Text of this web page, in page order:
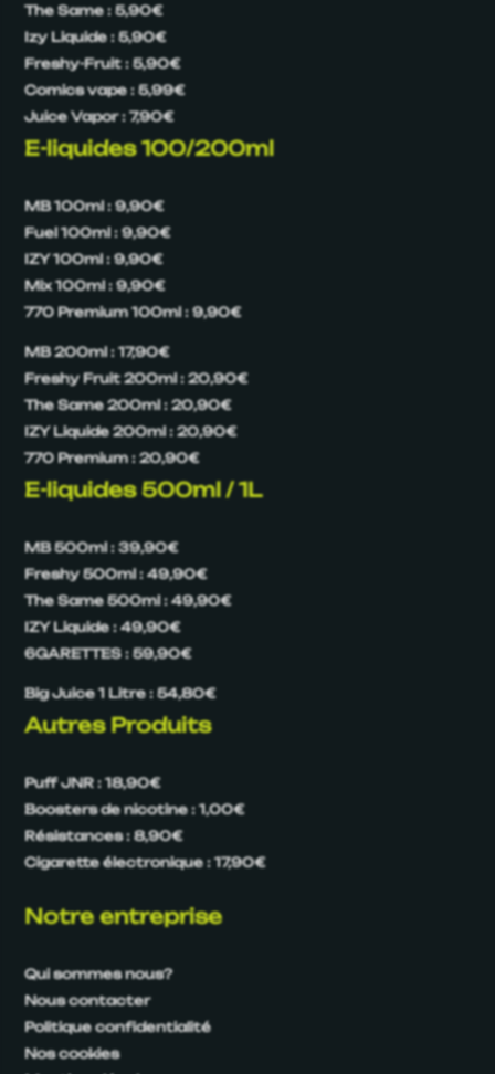
The Same : 5,90€
Izy Liquide : 5,90€
Freshy-Fruit : 5,90€
Comics vape : 5,99€
Juice Vapor : 7,90€
E-liquides 100/200ml
MB 100ml : 9,90€
Fuel 100ml : 9,90€
IZY 100ml : 9,90€
Mix 100ml : 9,90€
770 Premium 100ml : 9,90€
MB 200ml : 17,90€
Freshy Fruit 200ml : 20,90€
The Same 200ml : 20,90€
IZY Liquide 200ml : 20,90€
770 Premium : 20,90€
E-liquides 500ml / 1L
MB 500ml : 39,90€
Freshy 500ml : 49,90€
The Same 500ml : 49,90€
IZY Liquide : 49,90€
6GARETTES : 59,90€
Big Juice 1 Litre : 54,80€
Autres Produits
Puff JNR : 18,90€
Boosters de nicotine : 1,00€
Résistances : 8,90€
Cigarette électronique : 17,90€
Notre entreprise
Qui sommes nous?
Nous contacter
Politique confidentialité
Nos cookies